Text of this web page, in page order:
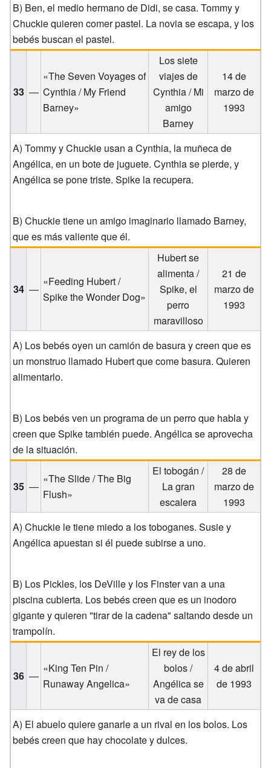
B) Ben, el medio hermano de Didi, se casa. Tommy y
Chuckie quieren comer pastel. La novia se escapa, y los
bebés buscan el pastel.
33 —
«The Seven Voyages of
Cynthia / My Friend
Barney»
Los siete
viajes de
Cynthia / Mi
amigo
Barney
14 de
marzo de
1993
A) Tommy y Chuckie usan a Cynthia, la muñeca de
Angélica, en un bote de juguete. Cynthia se pierde, y
Angélica se pone triste. Spike la recupera.
B) Chuckie tiene un amigo imaginario llamado Barney,
que es más valiente que él.
34 —
«Feeding Hubert /
Spike the Wonder Dog»
Hubert se
alimenta /
Spike, el
perro
maravilloso
21 de
marzo de
1993
A) Los bebés oyen un camión de basura y creen que es
un monstruo llamado Hubert que come basura. Quieren
alimentarlo.
B) Los bebés ven un programa de un perro que habla y
creen que Spike también puede. Angélica se aprovecha
de la situación.
35 —
«The Slide / The Big
Flush»
El tobogán /
La gran
escalera
28 de
marzo de
1993
A) Chuckie le tiene miedo a los toboganes. Susie y
Angélica apuestan si él puede subirse a uno.
B) Los Pickles, los DeVille y los Finster van a una
piscina cubierta. Los bebés creen que es un inodoro
gigante y quieren "tirar de la cadena" saltando desde un
trampolín.
36 —
«King Ten Pin /
Runaway Angelica»
El rey de los
bolos /
Angélica se
va de casa
4 de abril
de 1993
A) El abuelo quiere ganarle a un rival en los bolos. Los
bebés creen que hay chocolate y dulces.